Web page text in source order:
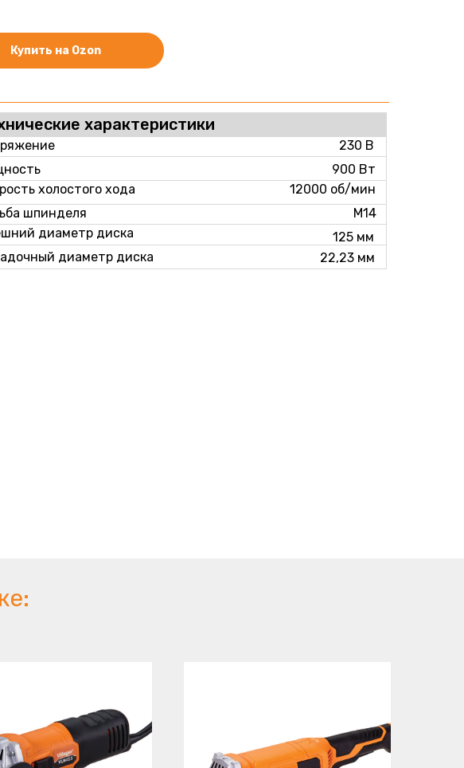
Купить на Ozon
характеристики
холостого хода
230 В
900 Вт
12000 об/мин
шпинделя
М14
диаметр диска
125 мм
диаметр диска
22,23 мм